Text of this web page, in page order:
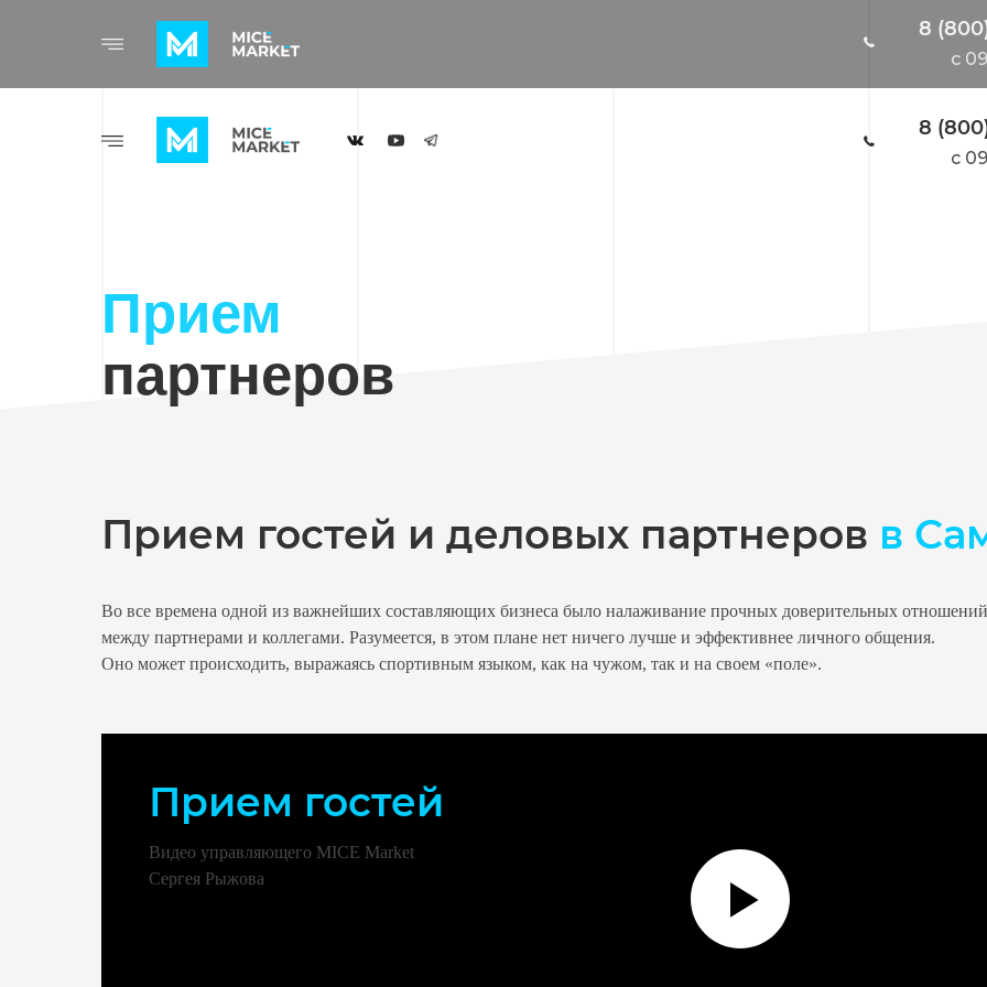
8
c
8
c
Прием
партнеров
Прием гостей и деловых партнеров в
Во все времена одной из важнейших составляющих бизнеса было налаживание прочных доверительных отношений
между партнерами и коллегами. Разумеется, в этом плане нет ничего лучше и эффективнее личного общения.
Оно может происходить, выражаясь спортивным языком, как на чужом, так и на своем «поле».
Прием гостей
Видео управляющего MICE Market
Сергея Рыжова